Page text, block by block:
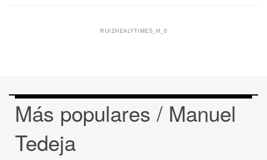
RUIZHEALYTIMES_H_0
Más populares / Manuel
Tedeja